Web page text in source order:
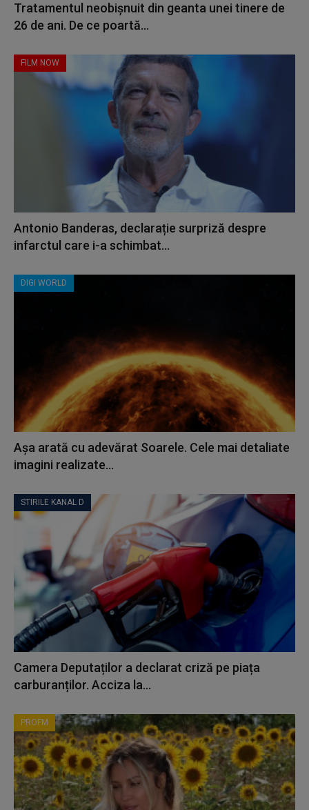
Tratamentul neobișnuit din geanta unei tinere de
26 de ani. De ce poartă...
FILM NOW
Antonio Banderas, declarație surpriză despre
infarctul care i-a schimbat...
DIGI WORLD
Așa arată cu adevărat Soarele. Cele mai detaliate
imagini realizate...
STIRILE KANAL D
Camera Deputaților a declarat criză pe piața
carburanților. Acciza la...
PROFM